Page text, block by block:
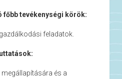
tevékenységi körök:
feladatok.
és a